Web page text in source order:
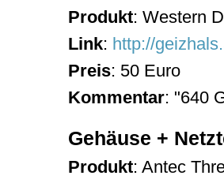
Produkt: Western
Link: http://
Preis: 50 Euro
Kommentar: "640
Gehäuse +
Produkt: Antec